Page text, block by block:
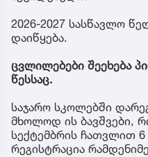
2026-2027 სასწავლო
დაიწყება.
ცვლილებები შეეხება
წესსაც.
საჯარო სკოლებში
მხოლოდ ის ბავშვები,
სექტემბრის ჩათვლით
რეგისტრაცია